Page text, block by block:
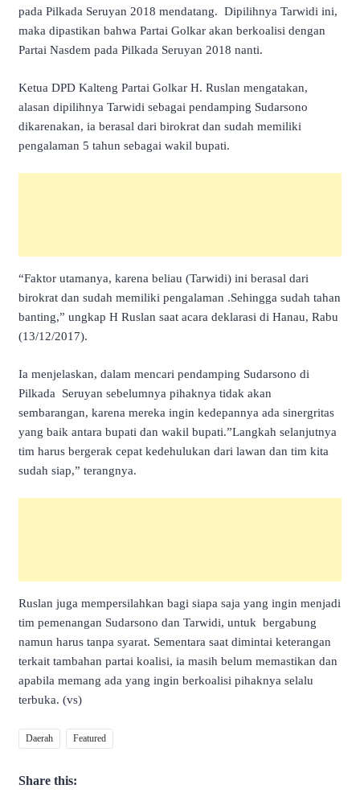
pada Pilkada Seruyan 2018 mendatang. Dipilihnya Tarwidi ini,
maka dipastikan bahwa Partai Golkar akan berkoalisi dengan
Partai Nasdem pada Pilkada Seruyan 2018 nanti.
Ketua DPD Kalteng Partai Golkar H. Ruslan mengatakan,
alasan dipilihnya Tarwidi sebagai pendamping Sudarsono
dikarenakan, ia berasal dari birokrat dan sudah memiliki
pengalaman 5 tahun sebagai wakil bupati.
“Faktor utamanya, karena beliau (Tarwidi) ini berasal dari
birokrat dan sudah memiliki pengalaman .Sehingga sudah tahan
banting,” ungkap H Ruslan saat acara deklarasi di Hanau, Rabu
(13/12/2017).
Ia menjelaskan, dalam mencari pendamping Sudarsono di
Pilkada Seruyan sebelumnya pihaknya tidak akan
sembarangan, karena mereka ingin kedepannya ada sinergritas
yang baik antara bupati dan wakil bupati.”Langkah selanjutnya
tim harus bergerak cepat kedehulukan dari lawan dan tim kita
sudah siap,” terangnya.
Ruslan juga mempersilahkan bagi siapa saja yang ingin menjadi
tim pemenangan Sudarsono dan Tarwidi, untuk bergabung
namun harus tanpa syarat. Sementara saat dimintai keterangan
terkait tambahan partai koalisi, ia masih belum memastikan dan
apabila memang ada yang ingin berkoalisi pihaknya selalu
terbuka. (vs)
Daerah Featured
Share this: